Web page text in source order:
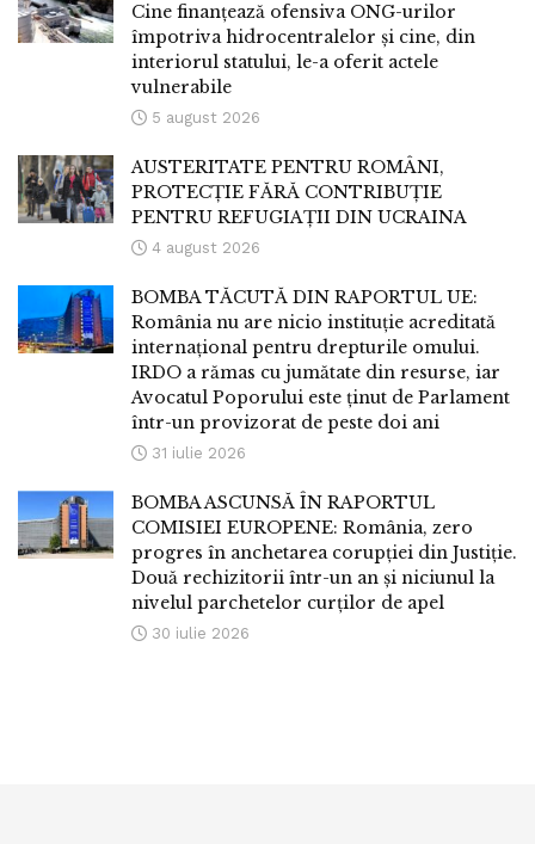
Cine finanțează ofensiva ONG-urilor
împotriva hidrocentralelor și cine, din
interiorul statului, le-a oferit actele
vulnerabile
5 august 2026
AUSTERITATE PENTRU ROMÂNI,
PROTECȚIE FĂRĂ CONTRIBUȚIE
PENTRU REFUGIAȚII DIN UCRAINA
4 august 2026
BOMBA TĂCUTĂ DIN RAPORTUL UE:
România nu are nicio instituție acreditată
internațional pentru drepturile omului.
IRDO a rămas cu jumătate din resurse, iar
Avocatul Poporului este ținut de Parlament
într-un provizorat de peste doi ani
31 iulie 2026
BOMBA ASCUNSĂ ÎN RAPORTUL
COMISIEI EUROPENE: România, zero
progres în anchetarea corupției din Justiție.
Două rechizitorii într-un an și niciunul la
nivelul parchetelor curților de apel
30 iulie 2026